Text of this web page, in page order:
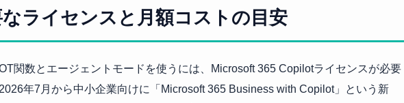
なライセンスと月額コストの目安
関数とエージェントモードを使うには、Microsoft 365 Copilotライセンスが必要
年7月から中小企業向けに「Microsoft 365 Business with Copilot」という新